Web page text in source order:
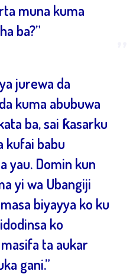
muna kuma
ba?”
jurewa da
kuma abubuwa
ba, sai ƙasarku
kufai babu
yau. Domin kun
yi wa Ubangiji
biyayya ko ku
ko
ta aukar
gani.”